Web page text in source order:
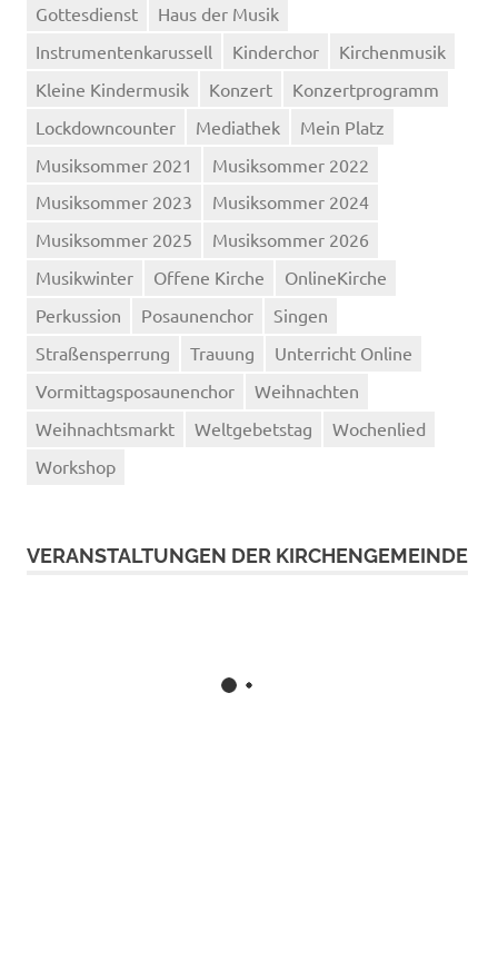
Gottesdienst
Haus der Musik
Instrumentenkarussell
Kinderchor
Kirchenmusik
Kleine Kindermusik
Konzert
Konzertprogramm
Lockdowncounter
Mediathek
Mein Platz
Musiksommer 2021
Musiksommer 2022
Musiksommer 2023
Musiksommer 2024
Musiksommer 2025
Musiksommer 2026
Musikwinter
Offene Kirche
OnlineKirche
Perkussion
Posaunenchor
Singen
Straßensperrung
Trauung
Unterricht Online
Vormittagsposaunenchor
Weihnachten
Weihnachtsmarkt
Weltgebetstag
Wochenlied
Workshop
VERANSTALTUNGEN DER KIRCHENGEMEINDE